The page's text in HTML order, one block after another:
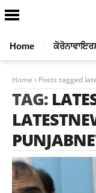
Home
Home Posts tagged
TAG: